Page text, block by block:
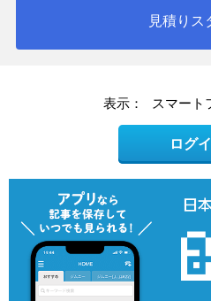
見積りス
表示： スマート
ログ